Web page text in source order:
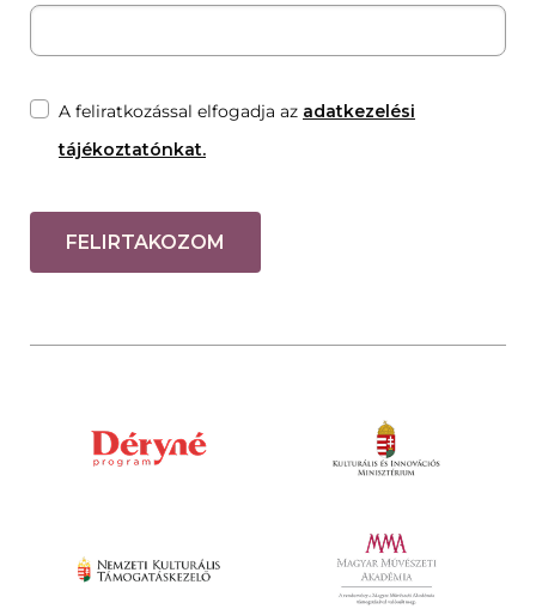
A feliratkozással elfogadja az adatkezelési
tájékoztatónkat.
FELIRTAKOZOM